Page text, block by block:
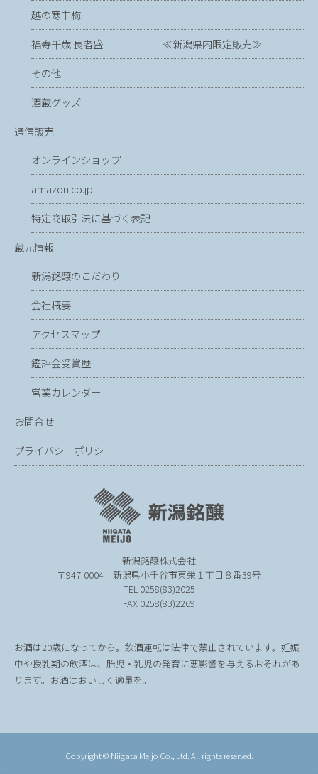
越の寒中梅
福寿千歳 長者盛 ≪新潟県内限定販売≫
その他
酒蔵グッズ
通信販売
オンラインショップ
amazon.co.jp
特定商取引法に基づく表記
蔵元情報
新潟銘醸のこだわり
会社概要
アクセスマップ
鑑評会受賞歴
営業カレンダー
お問合せ
プライバシーポリシー
新潟銘醸株式会社
〒947-0004 新潟県小千谷市東栄１丁目８番39号
TEL 0258(83)2025
FAX 0258(83)2269
お酒は20歳になってから。飲酒運転は法律で禁止されています。妊娠
中や授乳期の飲酒は、胎児・乳児の発育に悪影響を与えるおそれがあ
ります。お酒はおいしく適量を。
Copyright © Niigata Meijo Co., Ltd. All rights reserved.